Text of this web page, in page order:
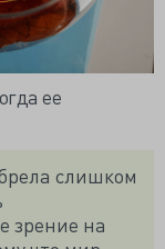
ее
слишком
зрение на